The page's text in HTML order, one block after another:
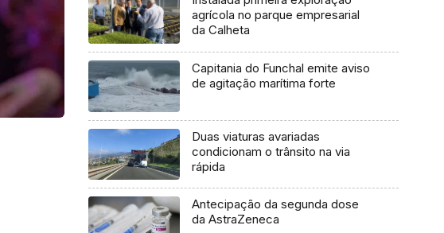
agrícola no parque empresarial
da Calheta
Capitania do Funchal emite aviso
de agitação marítima forte
Duas viaturas avariadas
condicionam o trânsito na via
rápida
Antecipação da segunda dose
da AstraZeneca